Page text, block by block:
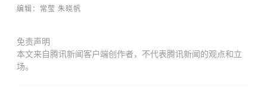
编辑：常莹 朱晓帆
免责声明
本文来自腾讯新闻客户端创作者，不代表腾讯新闻的观点和立
场。